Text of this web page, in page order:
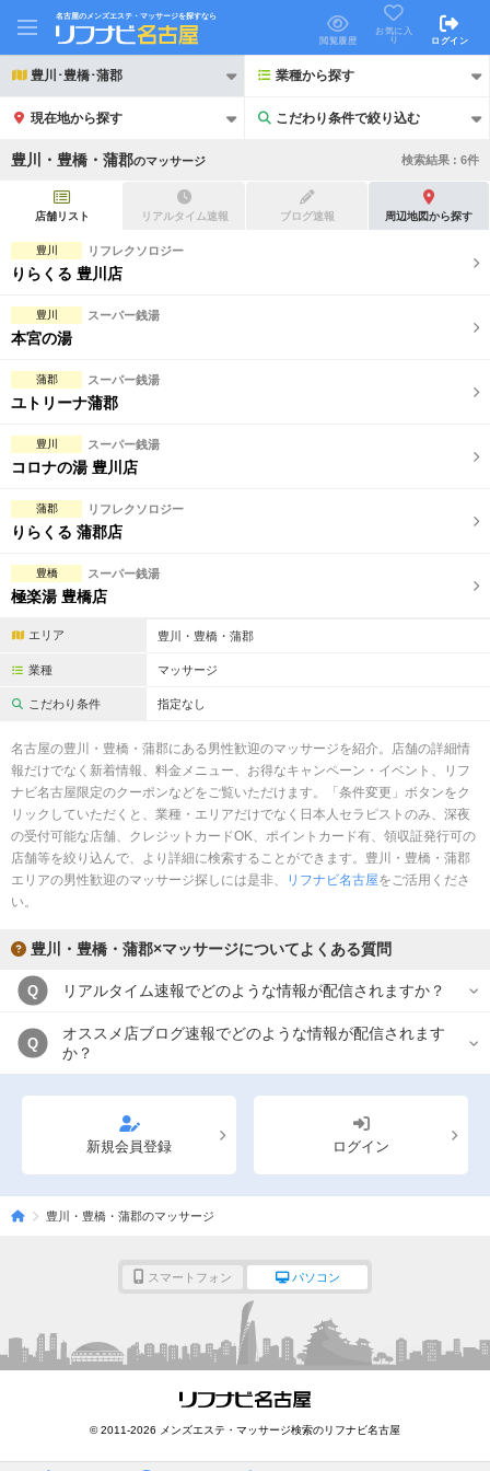
名古屋のメンズエステ・マッサージを探すなら
閲覧履歴
お気に入
り
ログイン
豊川･豊橋･蒲郡 業種から探す
現在地から探す こだわり条件で絞り込む
こだわり条件で絞り込む
21時以降も受付
初回割引あり
団体割引
キャッシュレス決済OK
2名様歓迎
完全個室
ペアルームあり
フットバスあり
日本人スタッフのみ
スタッフ指名可
駅から徒歩5分以内
こだわり条件を変更
閉じる
豊川・豊橋・蒲郡のマッサージ 検索結果 : 6件
店舗リスト リアルタイム速報 ブログ速報 周辺地図から探す
豊川 リフレクソロジー
りらくる 豊川店
豊川 スーパー銭湯
本宮の湯
蒲郡 スーパー銭湯
ユトリーナ蒲郡
豊川 スーパー銭湯
コロナの湯 豊川店
蒲郡 リフレクソロジー
りらくる 蒲郡店
豊橋 スーパー銭湯
極楽湯 豊橋店
エリア 豊川・豊橋・蒲郡
業種 マッサージ
こだわり条件 指定なし
名古屋の豊川・豊橋・蒲郡にある男性歓迎のマッサージを紹介。店舗の詳細情
報だけでなく新着情報、料金メニュー、お得なキャンペーン・イベント、リフ
ナビ名古屋限定のクーポンなどをご覧いただけます。「条件変更」ボタンをク
リックしていただくと、業種・エリアだけでなく日本人セラピストのみ、深夜
の受付可能な店舗、クレジットカードOK、ポイントカード有、領収証発行可の
店舗等を絞り込んで、より詳細に検索することができます。豊川・豊橋・蒲郡
エリアの男性歓迎のマッサージ探しには是非、
リフナビ名古屋をご活用くださ
い。
豊川・豊橋・蒲郡×マッサージについてよくある質問
Q リアルタイム速報でどのような情報が配信されますか？
Q
オススメ店ブログ速報でどのような情報が配信されます
か？
新規会員登録 ログイン
豊川・豊橋・蒲郡のマッサージ
スマートフォン パソコン
© 2011-2026 メンズエステ・マッサージ検索のリフナビ名古屋